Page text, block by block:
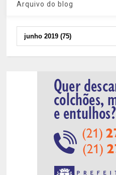
Arquivo do blog